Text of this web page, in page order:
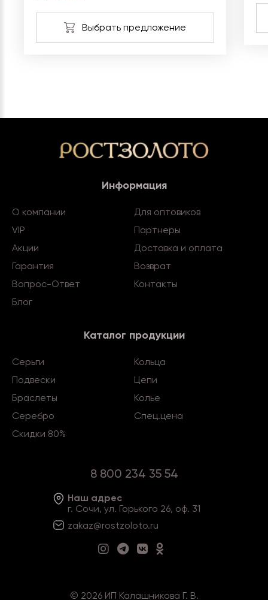
Информация
О компании
Для оптовиков
VIP
Партнеры
Акции
Доставка и оплата
Гарантия
Возврат
Вопрос-Ответ
Контакты
Блог
Каталог продукции
Серьги
Кольца
Подвески
Цепи
Браслеты
Колье
Серебро
Спец.цена
Скидки 80%
8 800 234 35 54
Наш адрес
г. Сочи, ул. Горького 26, оф. 31
zakaz@rostzoloto.ru
© 2026ИП Калашникова Г. В.